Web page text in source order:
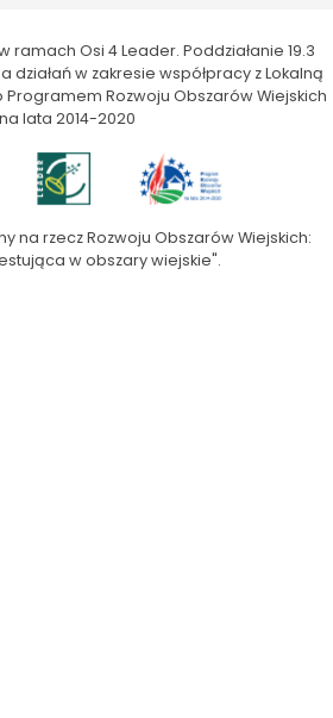
Osi 4 Leader. Poddziałanie 19.3
działań w zakresie współpracy z Lokalną
Programem Rozwoju Obszarów Wiejskich
na lata 2014-2020
na rzecz Rozwoju Obszarów Wiejskich:
w obszary wiejskie".